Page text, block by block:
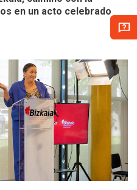
en un acto celebrado